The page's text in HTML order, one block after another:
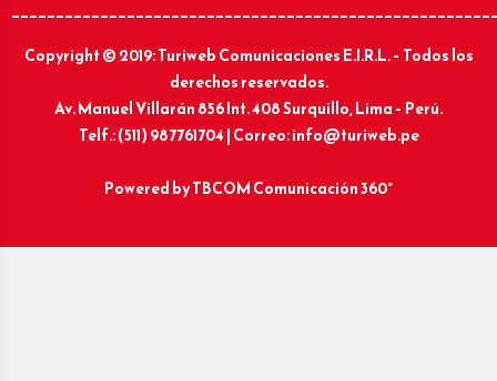
Copyright © 2019: Turiweb Comunicaciones E.I.R.L. – Todos los
derechos reservados.
Av. Manuel Villarán 856 Int. 408 Surquillo, Lima – Perú.
Telf.: (511) 987761704 | Correo: info@turiweb.pe
Powered byTBCOM Comunicación 360°